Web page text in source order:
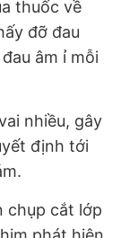
thuốc về
đỡ đau
âm ỉ mỗi
nhiều, gây
định tới
chụp cắt lớp